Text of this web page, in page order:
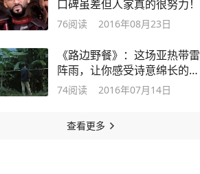
口碑虽差但人家真的很努力！
76阅读 2016年08月23日
《路边野餐》：这场亚热带雷
阵雨，让你感受诗意绵长的南
方盛夏
74阅读 2016年07月14日
查看更多